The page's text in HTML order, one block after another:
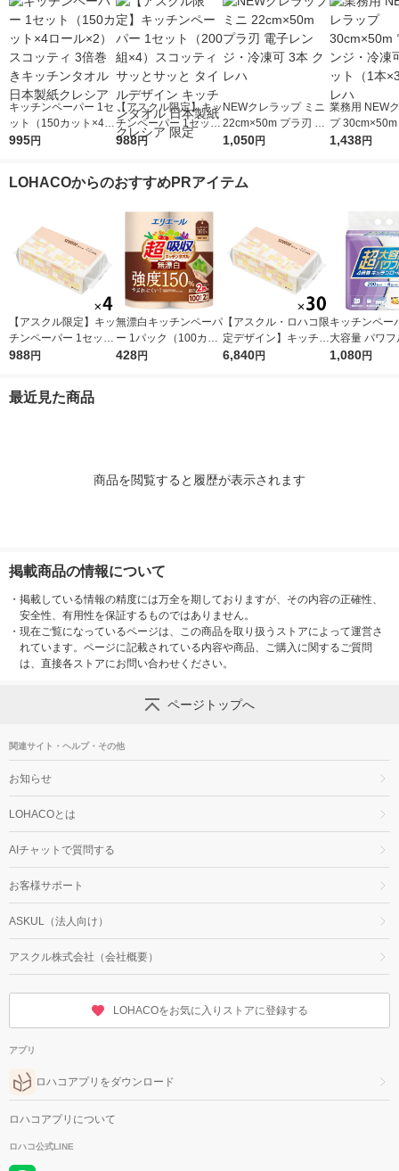
キッチンペーパー 1セ
ット（150カット×4ロ
ール×2） スコッティ
995円
【アスクル限定】キッ
チンペーパー 1セット
（200組×4）スコッテ
タオル 日本製紙クレ
988円
NEWクレラップ ミニ
22cm×50m プラ刃 電
子レンジ・冷凍可 3本
1,050円
業務用 NEW
プ
ンジ・冷凍可
1,438円
LOHACOからのおすすめPRアイテム
【アスクル限定】キッ
チンペーパー 1セット
（200組×4）スコッテ
タオル 日本製紙クレ
988円
無漂白キッチンペーパ
ー 1パック（100カッ
ト×2ロール）超吸収
428円
【アスクル・ロハコ限
定デザイン】キッチン
ペーパー スコッティ
6,840円
キッチンペー
大容量 パワ
巻 キッチン
1,080円
最近見た商品
商品を閲覧すると履歴が表示されます
掲載商品の情報について
・ 掲載している情報の精度には万全を期しておりますが、その内容の正確性、
安全性、有用性を保証するものではありません。
・ 現在ご覧になっているページは、この商品を取り扱うストアによって運営さ
れています。ページに記載されている内容や商品、ご購入に関するご質問
は、直接各ストアにお問い合わせください。
ページトップへ
関連サイト・ヘルプ・その他
お知らせ
LOHACOとは
AIチャットで質問する
お客様サポート
ASKUL（法人向け）
アスクル株式会社（会社概要）
LOHACOをお気に入りストアに登録する
アプリ
ロハコアプリをダウンロード
ロハコアプリについて
ロハコ公式LINE